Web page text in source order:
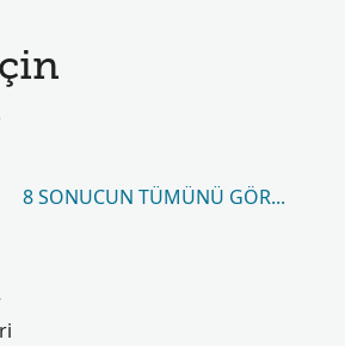
8 SONUCUN TÜMÜNÜ GÖRÜNTÜLE